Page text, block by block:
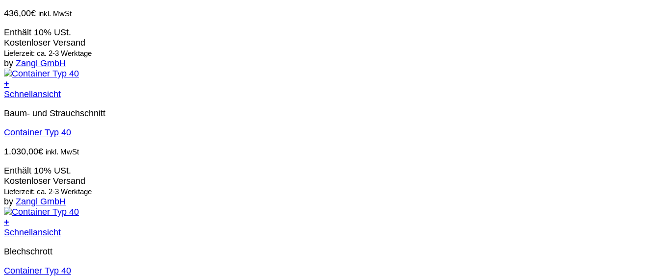
436,00€ inkl. MwSt
Enthält 10% USt.
Kostenloser Versand
Lieferzeit: ca. 2-3 Werktage
by Zangl GmbH
+
Schnellansicht
Baum- und Strauchschnitt
Container Typ 40
1.030,00€ inkl. MwSt
Enthält 10% USt.
Kostenloser Versand
Lieferzeit: ca. 2-3 Werktage
by Zangl GmbH
+
Schnellansicht
Blechschrott
Container Typ 40